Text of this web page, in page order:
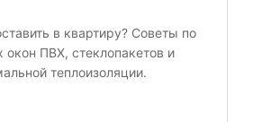
в квартиру? Советы по
ПВХ, стеклопакетов и
теплоизоляции.